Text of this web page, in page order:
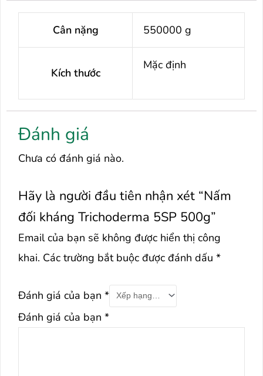
Cân nặng 550000 g
Kích thước
Mặc định
Đánh giá
Chưa có đánh giá nào.
Hãy là người đầu tiên nhận xét “Nấm
đối kháng Trichoderma 5SP 500g”
Email của bạn sẽ không được hiển thị công
khai. Các trường bắt buộc được đánh dấu *
Đánh giá của bạn *
Đánh giá của bạn *